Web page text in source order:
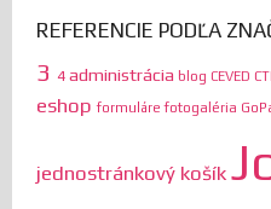
REFERENCIE PODĽA
3 4 administrácia blog CEVED
eshopformulárefotogaléria
jednostránkový košík